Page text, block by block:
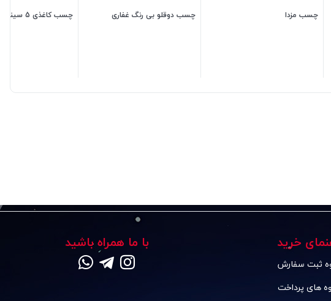
چسب مزدا چسب دوقلو بی رنگ غفاری چسب کاغذی 5 سینا
خرید
ثبت سفارش
های پرداخت
با ما همراه باشید